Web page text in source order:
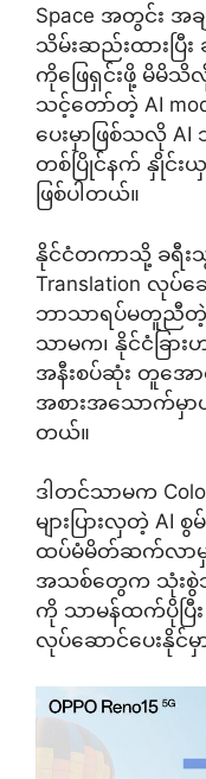
Space အတွင်း
သိမ်းဆည်းထားပ
ကိုဖြေရှင်းဖို့ မိ
သင့်တော်တဲ့ AI
ပေးမှာဖြစ်သလို
တစ်ပြိုင်နက် နှိုင်းယှ
ဖြစ်ပါတယ်။
နိုင်ငံတကာသို့ ခရီး
Translation လုပ်
ဘာသာရပ်မတူညီတဲ့
သာမက၊ နိုင်ငံခြား
အနီးစပ်ဆုံး တူအော
အစားအသောက်မှာ
တယ်။
ဒါတင်သာမက
များပြားလှတဲ့
ထပ်မံမိတ်ဆက်လာမှာ
အသစ်တွေက သုံးစွဲ
ကို သာမန်ထက်ပိုပြီ
လုပ်ဆောင်ပေးနိုင်မှ